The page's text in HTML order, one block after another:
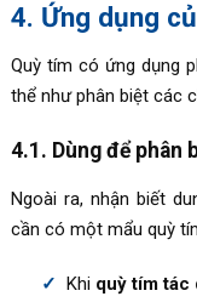
4. Ứng dụng
Quỳ tím có ứng dụng
thể như phân biệt các
4.1. Dùng để phân
Ngoài ra, nhận biết
cần có một mẩu quỳ
Khi quỳ tím tác